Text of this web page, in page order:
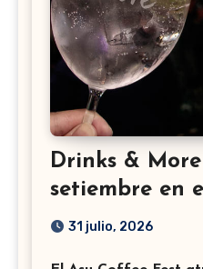
Drinks &
setiembre en
31 julio, 2026